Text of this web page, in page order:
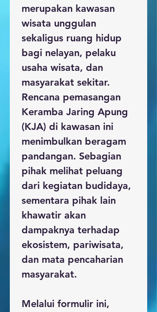
merupakan kawasan
wisata unggulan
sekaligus ruang hidup
bagi nelayan, pelaku
usaha wisata, dan
masyarakat sekitar.
Keramba Jaring Apung
(KJA) di kawasan ini
menimbulkan beragam
pandangan. Sebagian
pihak melihat peluang
dari kegiatan budidaya,
sementara pihak lain
khawatir akan
dampaknya terhadap
ekosistem, pariwisata,
dan mata pencaharian
masyarakat.
Melalui formulir ini,